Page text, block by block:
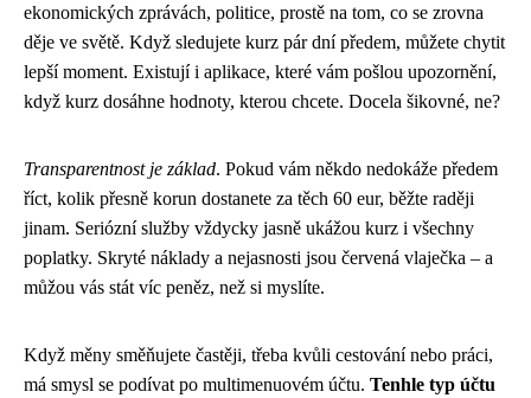
ekonomických zprávách, politice, prostě na tom, co se zrovna
děje ve světě. Když sledujete kurz pár dní předem, můžete chytit
lepší moment. Existují i aplikace, které vám pošlou upozornění,
když kurz dosáhne hodnoty, kterou chcete. Docela šikovné, ne?
Transparentnost je základ. Pokud vám někdo nedokáže předem
říct, kolik přesně korun dostanete za těch 60 eur, běžte raději
jinam. Seriózní služby vždycky jasně ukážou kurz i všechny
poplatky. Skryté náklady a nejasnosti jsou červená vlaječka – a
můžou vás stát víc peněz, než si myslíte.
Když měny směňujete častěji, třeba kvůli cestování nebo práci,
má smysl se podívat po multimenuovém účtu. Tenhle typ účtu